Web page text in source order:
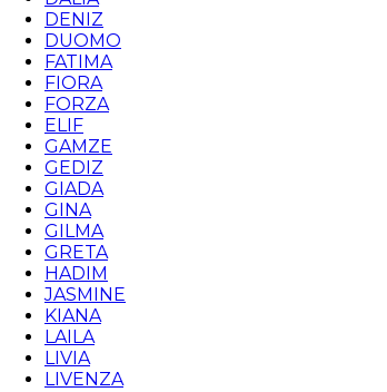
DENIZ
DUOMO
FATIMA
FIORA
FORZA
ELIF
GAMZE
GEDIZ
GIADA
GINA
GILMA
GRETA
HADIM
JASMINE
KIANA
LAILA
LIVIA
LIVENZA